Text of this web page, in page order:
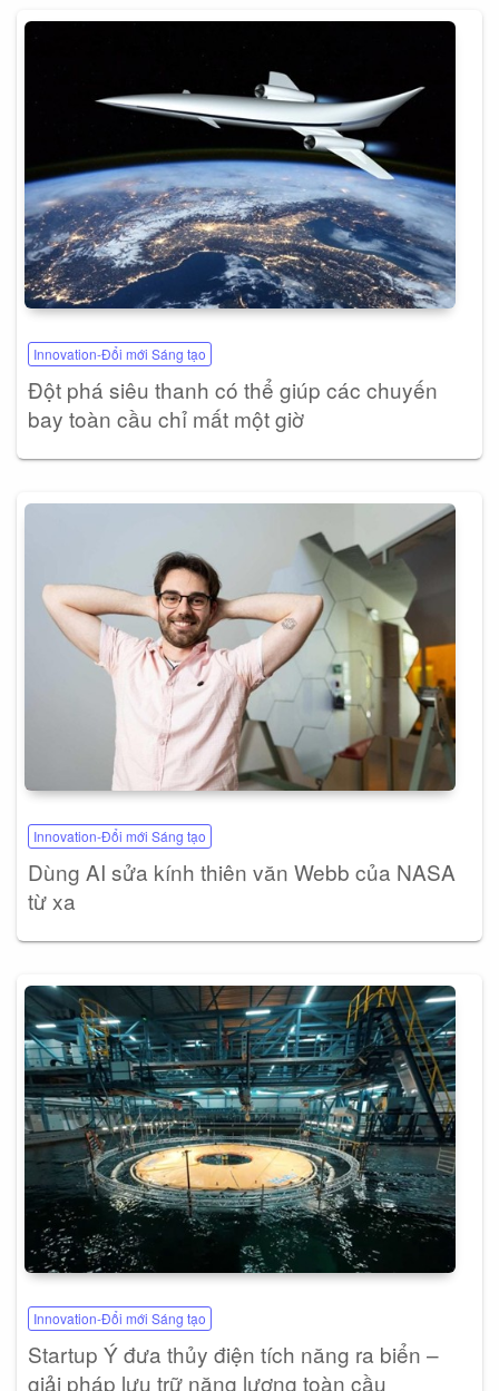
Innovation-Đổi mới Sáng tạo
Đột phá siêu thanh có thể giúp các chuyến
bay toàn cầu chỉ mất một giờ
Innovation-Đổi mới Sáng tạo
Dùng AI sửa kính thiên văn Webb của NASA
từ xa
Innovation-Đổi mới Sáng tạo
Startup Ý đưa thủy điện tích năng ra biển –
giải pháp lưu trữ năng lượng toàn cầu